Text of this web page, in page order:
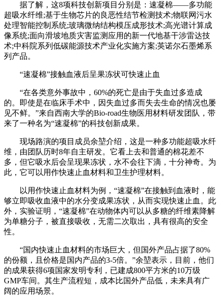
据了解，这8项科技创新项目分别是：速凝棉——多功能
超吸水纤维;基于生物芯片的良恶性结节检测技术;物联网污水
处理智能控制系统;玻璃微纳结构模压成形技术;高光谱计算成
像系统;面向滑坡地质灾害监测应用的新一代地基干涉雷达技
术;中科院系列低碳能源技术产业化实施方案;英诺尔石墨烯系
列产品。
“速凝棉”接触血液后呈果冻状可快速止血
“在各类意外事故中，60%的死亡是由于失血过多造成
的。即使是在临床手术中，因失血过多而失去生命的情况也屡
见不鲜。”来自西南大学的Bio-road生物医用材料研发团队，带
来了一种名为“速凝棉”的科技创新成果。
现场路演的项目成员余堃介绍，这是一种多功能超吸水纤
维，由团队历时8年自主研发。它看上去和普通的棉花差不
多，但它吸水后会呈现果冻状，水不会往下滴，十分神奇。为
此，它可以用作快速止血材料和卫生护理材料。
以用作快速止血材料为例，“速凝棉”在接触到血液时，能
够立即吸收血液中的水分变成果冻状，从而实现快速止血。此
外，实验证明，“速凝棉”在动物体内可以从多糖的纤维素降解
为单糖分子，被直接吸收，无需二次取出，具有很高的安全
性。
“国内快速止血材料的市场巨大，但国外产品占据了80%
的份额，且价格是国内产品的3-5倍。”余堃表示，目前，他们
的成果获得6项国家发明专利，已建成800平方米的10万级
GMP车间。其生产流程短，成本比国外产品低，未来具有广
阔的应用场景。